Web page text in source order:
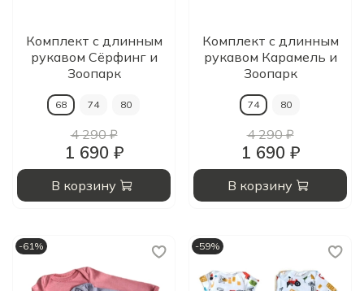
Комплект с длинным
рукавом Сёрфинг и
Зоопарк
68 74 80
4 290 ₽
1 690 ₽
В корзину
Комплект с длинным
рукавом Карамель и
Зоопарк
74 80
4 290 ₽
1 690 ₽
В корзину
-61% -59%